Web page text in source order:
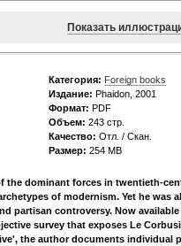
Показать
Категория: Foreign books
Издание: Phaidon, 2001
Формат: PDF
Объем: 243 стр.
Качество: Отл. / Скан.
Размер: 254 МВ
the dominant forces in twentieth-
of modernism. Yet he
partisan controversy. Now
survey that exposes Le
the author documents